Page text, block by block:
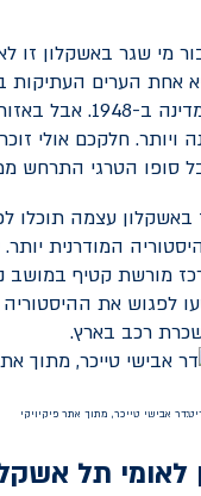
מי שגר באשקלון זו
אחת הערים העתיקות
המדינה ב-
ויותר. חלקכם אולי
סופו הטרגי התרחש
באשקלון עצמה תוכלו
המודרנית
מורשת קטיף במושב
לפגוש את
רכב בארץ.
אבישי טייכר, מתוך אתר פיקיויקי
לאומי תל